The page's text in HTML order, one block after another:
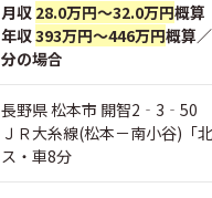
月収 28.0万円～32.0万円概算
年収393万円～446万円概算
分の場合
長野県 松本市 開智2‐3‐50
ＪＲ大糸線(松本－南小谷)「
ス・車8分